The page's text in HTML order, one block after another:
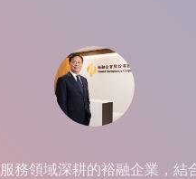
務領域深耕的裕融企業，結